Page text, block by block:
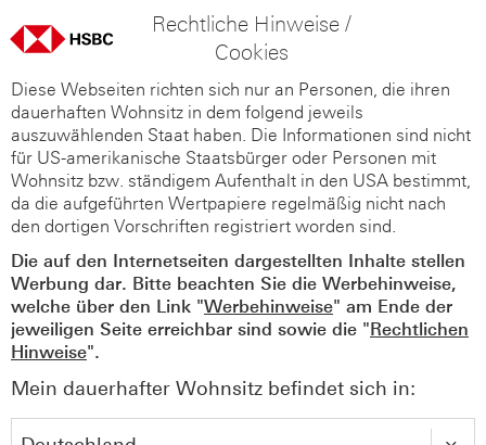
Rechtliche Hinweise /
Cookies
Diese Webseiten richten sich nur an Personen, die ihren
dauerhaften Wohnsitz in dem folgend jeweils
auszuwählenden Staat haben. Die Informationen sind nicht
für US-amerikanische Staatsbürger oder Personen mit
Wohnsitz bzw. ständigem Aufenthalt in den USA bestimmt,
da die aufgeführten Wertpapiere regelmäßig nicht nach
den dortigen Vorschriften registriert worden sind.
Die auf den Internetseiten dargestellten Inhalte stellen
Werbung dar. Bitte beachten Sie die Werbehinweise,
welche über den Link "Werbehinweise" am Ende der
jeweiligen Seite erreichbar sind sowie die "Rechtlichen
Hinweise".
Mein dauerhafter Wohnsitz befindet sich in: